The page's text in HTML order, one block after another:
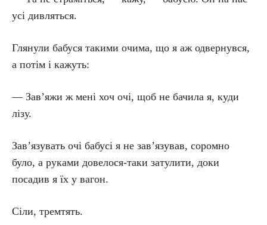
усі дивляться.
Глянули бабуся такими очима, що я аж одвернувся,
а потім і кажуть:
— Зав’яжи ж мені хоч очі, щоб не бачила я, куди
лізу.
Зав’язувать очі бабусі я не зав’язував, соромно
було, а руками довелося-таки затулити, доки
посадив я їх у вагон.
Сіли, тремтять.